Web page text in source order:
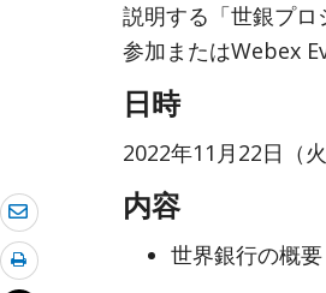
説明する「世銀プ
参加またはWebex
日時
2022年11月22日（
内容
世界銀行の概要